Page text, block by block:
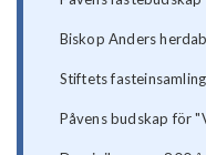
Biskop Anders
Stiftets
Påvens budskap för